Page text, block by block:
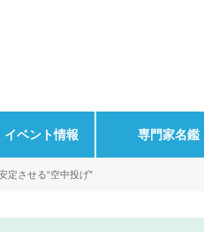
イベント情報 専門家名鑑
定させる“空中投げ”